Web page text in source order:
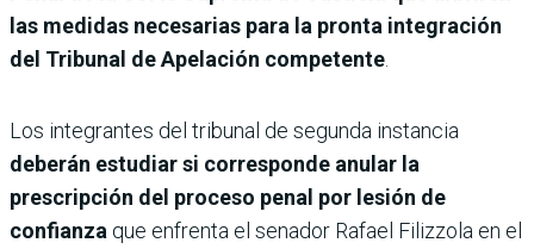
las medidas necesarias para la pronta integración
del Tribunal de Apelación competente
Los integrantes del tribunal de segunda instancia
deberán estudiar si corresponde anular la
prescripción del proceso penal por lesión de
confianza que enfrenta el senador Rafael Filizzola en el